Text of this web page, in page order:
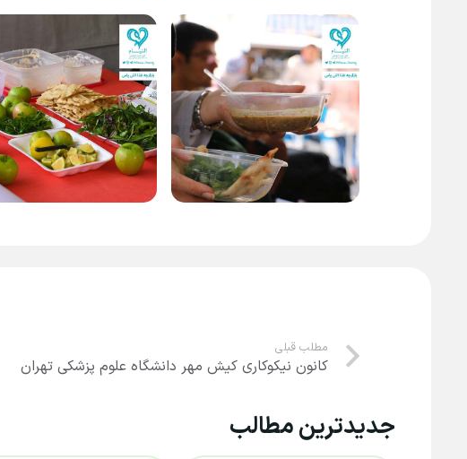
مطلب قبلی
کانون نیکوکاری کیش مهر دانشگاه علوم پزشکی تهران
جدیدترین مطالب